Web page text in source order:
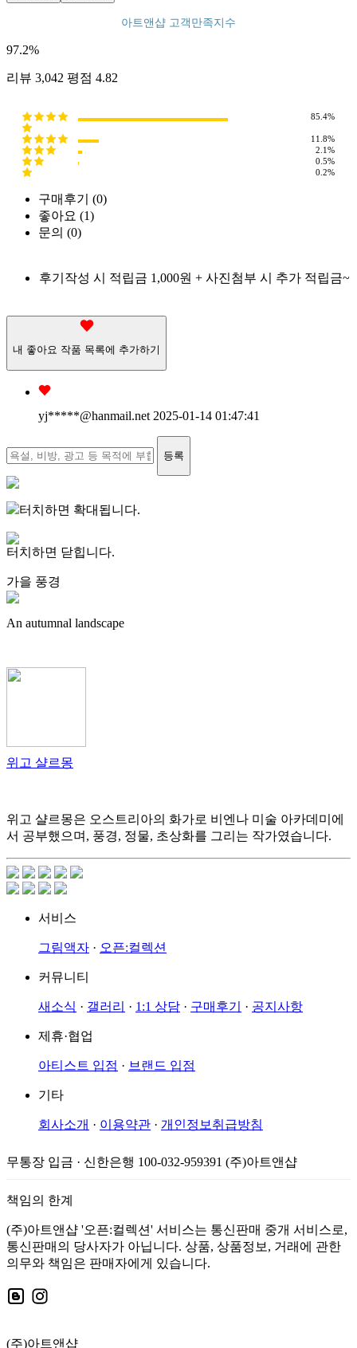
아트앤샵 고객만족지수
97.2%
리뷰 3,042 평점 4.82
85.4%
11.8%
2.1%
0.5%
0.2%
구매후기 (0)
좋아요 (1)
문의 (0)
후기작성 시 적립금 1,000원 + 사진첨부 시 추가 적립금~
내 좋아요 작품 목록에 추가하기
yj*****@hanmail.net 2025-01-14 01:47:41
등록
터치하면 확대됩니다.
터치하면 닫힙니다.
가을 풍경
An autumnal landscape
위고 샬르몽
위고 샬르몽은 오스트리아의 화가로 비엔나 미술 아카데미에
서 공부했으며, 풍경, 정물, 초상화를 그리는 작가였습니다.
서비스
그림액자 · 오픈:컬렉션
커뮤니티
새소식 · 갤러리 · 1:1 상담 · 구매후기 · 공지사항
제휴·협업
아티스트 입점 · 브랜드 입점
기타
회사소개 · 이용약관 · 개인정보취급방침
무통장 입금 · 신한은행 100-032-959391 (주)아트앤샵
책임의 한계
(주)아트앤샵 '오픈:컬렉션' 서비스는 통신판매 중개 서비스로,
통신판매의 당사자가 아닙니다. 상품, 상품정보, 거래에 관한
의무와 책임은 판매자에게 있습니다.
(주)아트앤샵